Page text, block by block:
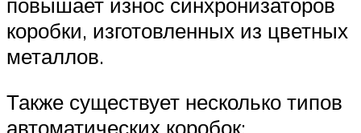
коробки, изготовленных из цветных
металлов.
Также существует несколько типов
автоматических коробок: